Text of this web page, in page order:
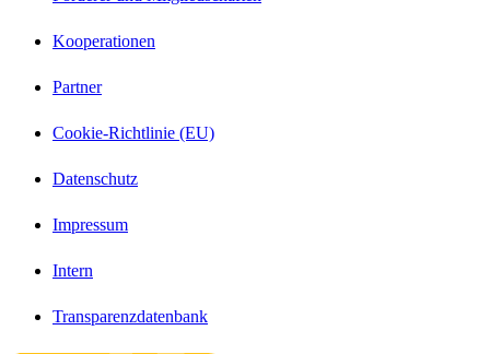
Kooperationen
Partner
Cookie-Richtlinie (EU)
Datenschutz
Impressum
Intern
Transparenzdatenbank